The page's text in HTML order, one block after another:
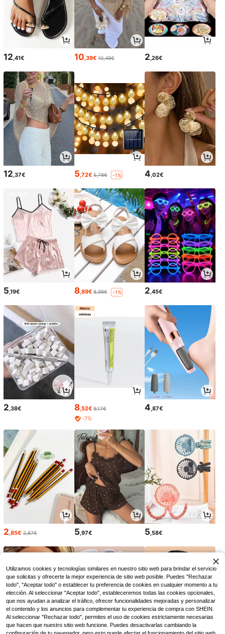
12 ,41€ 10 ,39€ 10,49€ 2 ,26€
12,37€ 5,72€ 5,78€ -1% 4,02€
5,19€ 8,89€ 8,98€ -1% 2,45€
2,38€ 8,52€ 9,17€
-7%
4,87€
2,85€ 2,87€ 5,97€ 5,58€
Utilizamos cookies y tecnologías similares en nuestro sitio web para brindar el servicio
que solicitas y ofrecerte la mejor experiencia de sitio web posible. Puedes "Rechazar
todo", "Aceptar todo" o establecer tu preferencia de cookies en cualquier momento a tu
elección. Al seleccionar "Aceptar todo", estableceremos todas las cookies opcionales,
que nos ayudan a analizar el tráfico, ofrecer funcionalidades mejoradas y personalizar
el contenido y los anuncios para complementar tu experiencia de compra con SHEIN.
Al seleccionar "Rechazar todo", permites el uso de cookies estrictamente necesarias
que hacen que nuestro sitio web funcione. Puedes desactivarlas cambiando la